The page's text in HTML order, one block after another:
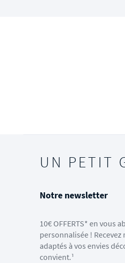
UN PETIT
Notre newsletter
10€ OFFERTS* en vous
personnalisée !
adaptés à vos envies
convient.¹